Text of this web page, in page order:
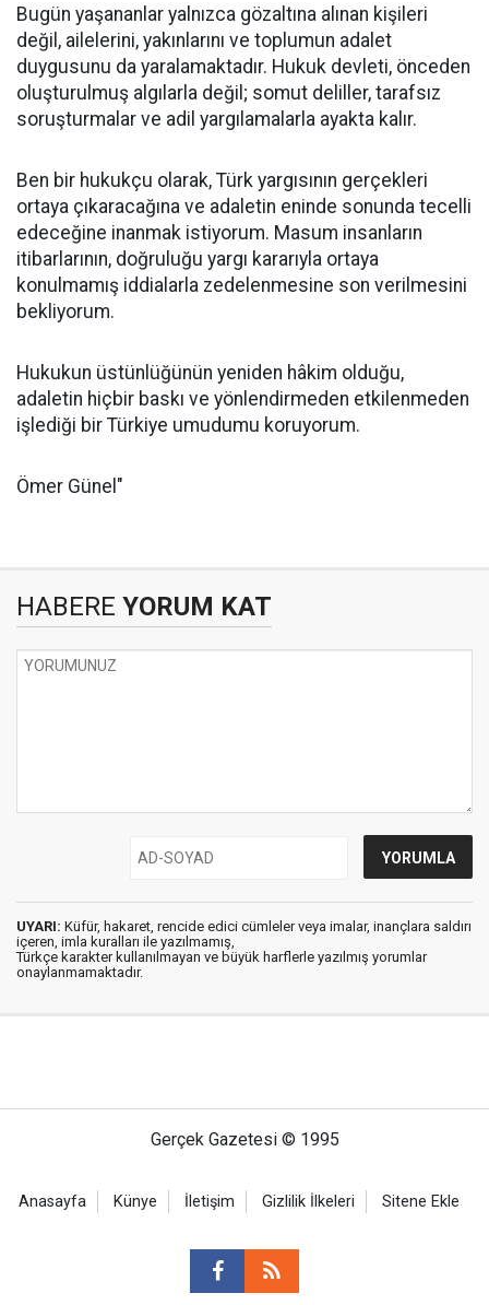
Bugün yaşananlar yalnızca gözaltına alınan kişileri
değil, ailelerini, yakınlarını ve toplumun adalet
duygusunu da yaralamaktadır. Hukuk devleti, önceden
oluşturulmuş algılarla değil; somut deliller, tarafsız
soruşturmalar ve adil yargılamalarla ayakta kalır.
Ben bir hukukçu olarak, Türk yargısının gerçekleri
ortaya çıkaracağına ve adaletin eninde sonunda tecelli
edeceğine inanmak istiyorum. Masum insanların
itibarlarının, doğruluğu yargı kararıyla ortaya
konulmamış iddialarla zedelenmesine son verilmesini
bekliyorum.
Hukukun üstünlüğünün yeniden hâkim olduğu,
adaletin hiçbir baskı ve yönlendirmeden etkilenmeden
işlediği bir Türkiye umudumu koruyorum.
Ömer Günel"
HABERE YORUM KAT
UYARI: Küfür, hakaret, rencide edici cümleler veya imalar, inançlara saldırı
içeren, imla kuralları ile yazılmamış,
Türkçe karakter kullanılmayan ve büyük harflerle yazılmış yorumlar
onaylanmamaktadır.
Gerçek Gazetesi © 1995
Anasayfa Künye İletişim Gizlilik İlkeleri Sitene Ekle